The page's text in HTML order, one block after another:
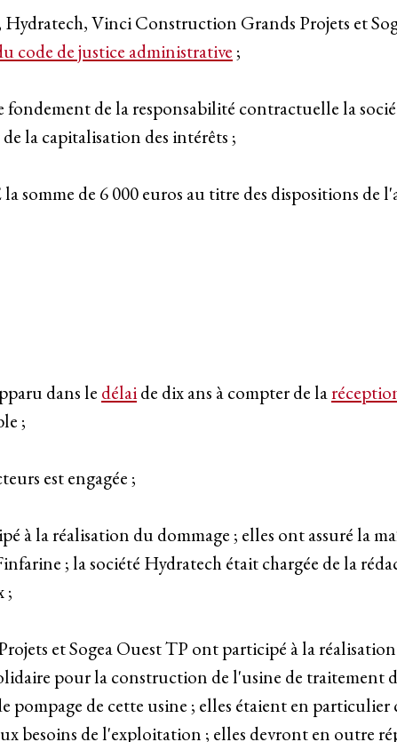
Hydratech, Vinci Construction Grands Projets et
code de justice administrative ;
de la responsabilité contractuelle la
la capitalisation des intérêts ;
somme de 6 000 euros au titre des dispositions de
dans le délaide dix ans à compter de la
;
est engagée ;
à la réalisation du dommage ; elles ont assuré la
; la société Hydratech était chargée de la
;
et Sogea Ouest TP ont participé à la
pour la construction de l'usine de traitement
de cette usine ; elles étaient en particulier
besoins de l'exploitation ; elles devront en outre